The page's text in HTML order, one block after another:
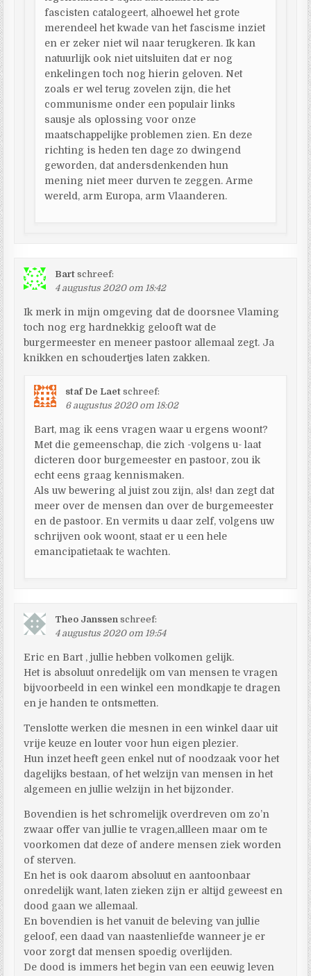
fascisten catalogeert, alhoewel het grote
merendeel het kwade van het fascisme inziet
en er zeker niet wil naar terugkeren. Ik kan
natuurlijk ook niet uitsluiten dat er nog
enkelingen toch nog hierin geloven. Net
zoals er wel terug zovelen zijn, die het
communisme onder een populair links
sausje als oplossing voor onze
maatschappelijke problemen zien. En deze
richting is heden ten dage zo dwingend
geworden, dat andersdenkenden hun
mening niet meer durven te zeggen. Arme
wereld, arm Europa, arm Vlaanderen.
Bart schreef:
4 augustus 2020 om 18:42
Ik merk in mijn omgeving dat de doorsnee Vlaming
toch nog erg hardnekkig gelooft wat de
burgermeester en meneer pastoor allemaal zegt. Ja
knikken en schoudertjes laten zakken.
staf De Laet schreef:
6 augustus 2020 om 18:02
Bart, mag ik eens vragen waar u ergens woont?
Met die gemeenschap, die zich -volgens u- laat
dicteren door burgemeester en pastoor, zou ik
echt eens graag kennismaken.
Als uw bewering al juist zou zijn, als! dan zegt dat
meer over de mensen dan over de burgemeester
en de pastoor. En vermits u daar zelf, volgens uw
schrijven ook woont, staat er u een hele
emancipatietaak te wachten.
Theo Janssen schreef:
4 augustus 2020 om 19:54
Eric en Bart , jullie hebben volkomen gelijk.
Het is absoluut onredelijk om van mensen te vragen
bijvoorbeeld in een winkel een mondkapje te dragen
en je handen te ontsmetten.
Tenslotte werken die mesnen in een winkel daar uit
vrije keuze en louter voor hun eigen plezier.
Hun inzet heeft geen enkel nut of noodzaak voor het
dagelijks bestaan, of het welzijn van mensen in het
algemeen en jullie welzijn in het bijzonder.
Bovendien is het schromelijk overdreven om zo’n
zwaar offer van jullie te vragen,allleen maar om te
voorkomen dat deze of andere mensen ziek worden
of sterven.
En het is ook daarom absoluut en aantoonbaar
onredelijk want, laten zieken zijn er altijd geweest en
dood gaan we allemaal.
En bovendien is het vanuit de beleving van jullie
geloof, een daad van naastenliefde wanneer je er
voor zorgt dat mensen spoedig overlijden.
De dood is immers het begin van een eeuwig leven